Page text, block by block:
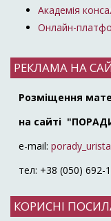
Академія
Онлайн-
РЕКЛАМА НА
Розміщення
на сайті
e-mail:
тел: +38 (050) 692-
КОРИСНІ